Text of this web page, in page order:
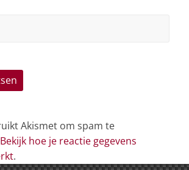
Akismet om spam te
Bekijk hoe je reactie gegevens
.